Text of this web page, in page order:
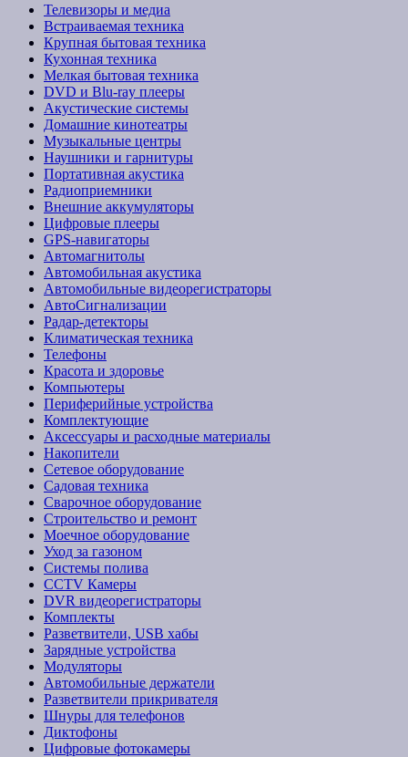
Телевизоры и медиа
Встраиваемая техника
Крупная бытовая техника
Кухонная техника
Мелкая бытовая техника
DVD и Blu-ray плееры
Акустические системы
Домашние кинотеатры
Музыкальные центры
Наушники и гарнитуры
Портативная акустика
Радиоприемники
Внешние аккумуляторы
Цифровые плееры
GPS-навигаторы
Автомагнитолы
Автомобильная акустика
Автомобильные видеорегистраторы
АвтоСигнализации
Радар-детекторы
Климатическая техника
Телефоны
Красота и здоровье
Компьютеры
Периферийные устройства
Комплектующие
Аксессуары и расходные материалы
Накопители
Сетевое оборудование
Садовая техника
Сварочное оборудование
Строительство и ремонт
Моечное оборудование
Уход за газоном
Системы полива
CCTV Камеры
DVR видеорегистраторы
Комплекты
Разветвители, USB хабы
Зарядные устройства
Модуляторы
Автомобильные держатели
Разветвители прикривателя
Шнуры для телефонов
Диктофоны
Цифровые фотокамеры